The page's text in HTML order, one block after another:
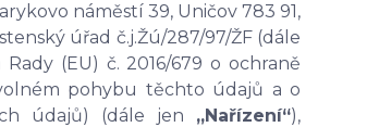
náměstí 39, Uničov 783 91,
úřad č.j.Žú/287/97/ŽF (dále
(EU) č. 2016/679 o ochraně
pohybu těchto údajů a o
údajů) (dále jen „Nařízení“),